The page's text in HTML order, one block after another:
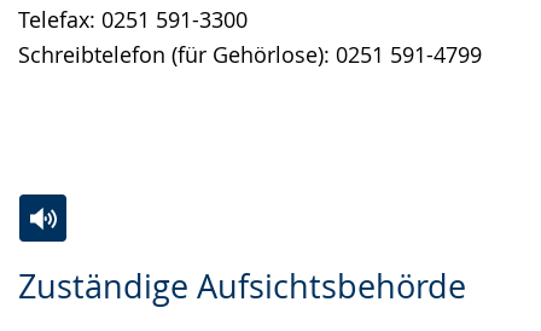
Telefax: 0251 591-3300
Schreibtelefon (für Gehörlose): 0251 591-4799
Zuständige Aufsichtsbehörde
Leichten
Audio-
Video